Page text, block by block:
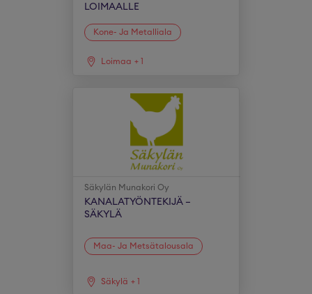
LOIMAALLE
Kone- Ja Metalliala
Loimaa + 1
Säkylän Munakori Oy
KANALATYÖNTEKIJÄ –
SÄKYLÄ
Maa- Ja Metsätalousala
Säkylä + 1